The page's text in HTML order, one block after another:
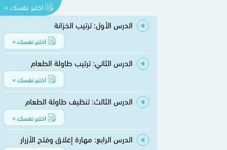
اختبر نفسك >
الدرس الأول: ترتيب الخزانة
اختبر نفسك >
الدرس الثاني: ترتيب طاولة الطعام
اختبر نفسك >
الدرس الثالث: تنظيف طاولة الطعام
اختبر نفسك >
الدرس الرابع: مهارة إغلاق وفتح الأزرار